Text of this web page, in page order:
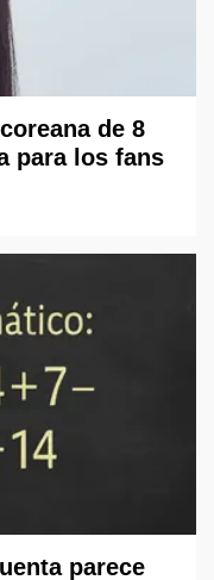
de 8
para los fans
parece